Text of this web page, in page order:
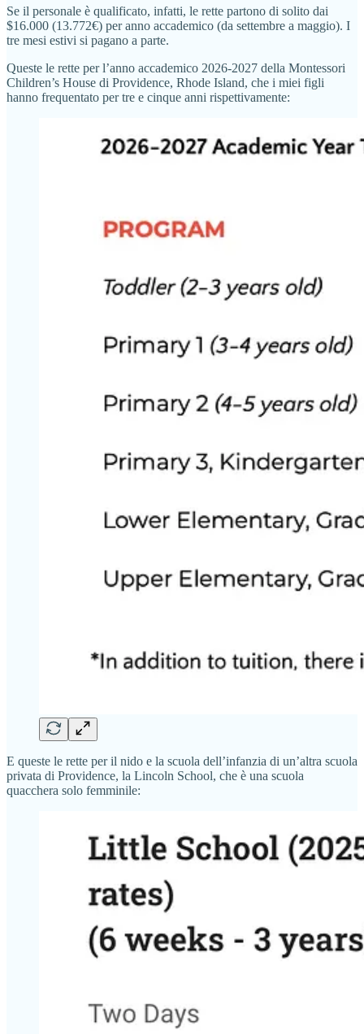
Se il personale è qualificato, infatti, le rette partono di solito dai
$16.000 (13.772€) per anno accademico (da settembre a maggio). I
tre mesi estivi si pagano a parte.
Queste le rette per l’anno accademico 2026-2027 della Montessori
Children’s House di Providence, Rhode Island, che i miei figli
hanno frequentato per tre e cinque anni rispettivamente:
E queste le rette per il nido e la scuola dell’infanzia di un’altra scuola
privata di Providence, la Lincoln School, che è una scuola
quacchera solo femminile: